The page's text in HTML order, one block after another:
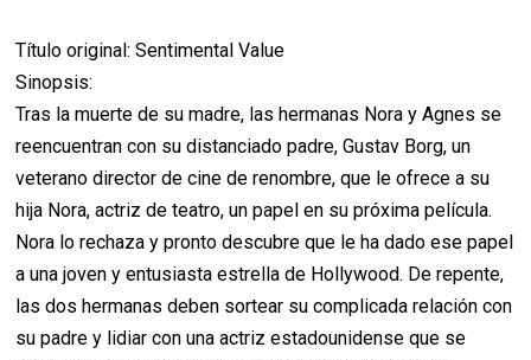
Título original: Sentimental Value
Sinopsis:
Tras la muerte de su madre, las hermanas Nora y Agnes se
reencuentran con su distanciado padre, Gustav Borg, un
veterano director de cine de renombre, que le ofrece a su
hija Nora, actriz de teatro, un papel en su próxima película.
Nora lo rechaza y pronto descubre que le ha dado ese papel
a una joven y entusiasta estrella de Hollywood. De repente,
las dos hermanas deben sortear su complicada relación con
su padre y lidiar con una actriz estadounidense que se